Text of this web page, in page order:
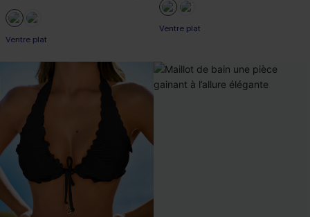
Ventre plat
Ventre plat